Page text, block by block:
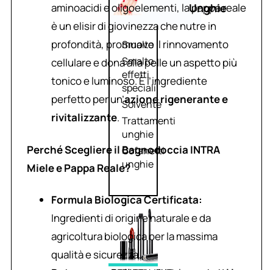
Unghie
Smalto
Smalto
effetti
speciali
Solvente
Trattamenti
unghie
Cofanetti
unghie
aminoacidi e oligoelementi, la pappa reale
è un elisir di giovinezza che nutre in
profondità, promuove il rinnovamento
cellulare e dona alla pelle un aspetto più
tonico e luminoso. È l’ingrediente
perfetto per un’azione rigenerante e
rivitalizzante.
Perché Scegliere il Bagnodoccia INTRA
Miele e Pappa Reale?
Formula Biologica Certificata:
Ingredienti di origine naturale e da
agricoltura biologica per la massima
qualità e sicurezza.